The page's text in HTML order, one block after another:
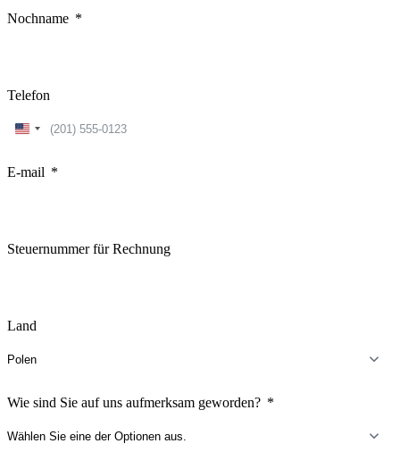
Nochname
Telefon
United
E-mail
Steuernummer für Rechnung
Land
Wie sind Sie auf uns aufmerksam geworden?